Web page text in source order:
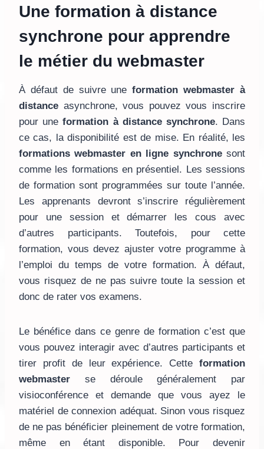
Une formation à distance
synchrone pour apprendre
le métier du webmaster
À défaut de suivre uneformation webmaster à
distance asynchrone, vous pouvez vous inscrire
pour uneformation à distance synchrone. Dans
ce cas, la disponibilité est de mise. En réalité, les
formations webmaster en ligne synchronesont
comme les formations en présentiel. Les sessions
de formation sont programmées sur toute l’année.
Les apprenants devront s’inscrire régulièrement
pour une session et démarrer les cous avec
d’autres participants. Toutefois, pour cette
formation, vous devez ajuster votre programme à
l’emploi du temps de votre formation. À défaut,
vous risquez de ne pas suivre toute la session et
donc de rater vos examens.
Le bénéfice dans ce genre de formation c’est que
vous pouvez interagir avec d’autres participants et
tirer profit de leur expérience. Cette formation
webmaster se déroule généralement par
visioconférence et demande que vous ayez le
matériel de connexion adéquat. Sinon vous risquez
de ne pas bénéficier pleinement de votre formation,
même en étant disponible. Pour devenir